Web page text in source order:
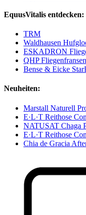
EquusVitalis entdecken:
TRM
Waldhausen
ESKADRON
QHP
Bense & Eicke
Neuheiten:
Marstall Naturell
E·L·T Reithose
NATUSAT Chaga
E·L·T Reithose
Chia de Gracia